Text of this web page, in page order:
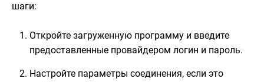
шаги:
Откройте загруженную программу и введите
предоставленные провайдером логин и пароль.
Настройте параметры соединения, если это